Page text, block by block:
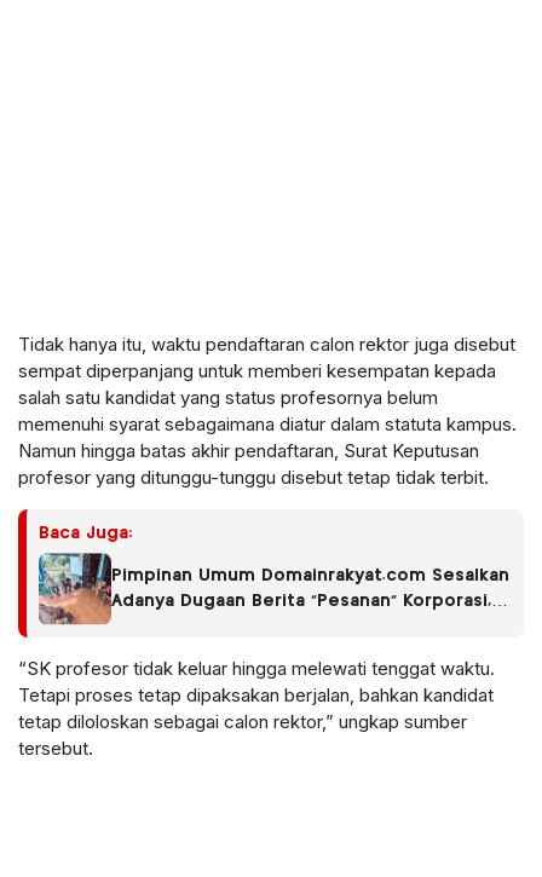
Tidak hanya itu, waktu pendaftaran calon rektor juga disebut
sempat diperpanjang untuk memberi kesempatan kepada
salah satu kandidat yang status profesornya belum
memenuhi syarat sebagaimana diatur dalam statuta kampus.
Namun hingga batas akhir pendaftaran, Surat Keputusan
profesor yang ditunggu-tunggu disebut tetap tidak terbit.
Baca Juga:
Pimpinan Umum Domainrakyat.com Sesalkan
Adanya Dugaan Berita “Pesanan” Korporasi,
“SK profesor tidak keluar hingga melewati tenggat waktu.
Tetapi proses tetap dipaksakan berjalan, bahkan kandidat
tetap diloloskan sebagai calon rektor,” ungkap sumber
tersebut.